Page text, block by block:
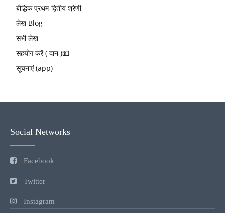
बौद्धिक प्रथम-द्वितीय श्रेणी
लेख Blog
सभी लेख
सहयोग करें ( दान )💵
सूचनाएं (app)
Social Networks
Facebook
Twitter
Instagram